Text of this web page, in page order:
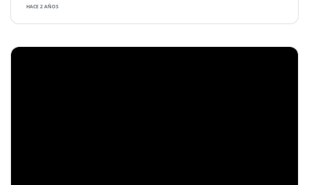
HACE 2 AÑOS